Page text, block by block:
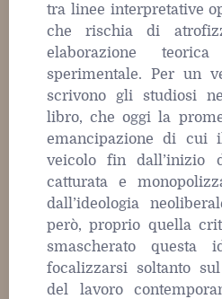
tra linee interpretative
che rischia di
elaborazione
sperimentale. Per un
scrivono gli studiosi
libro, che oggi la
emancipazione di cui
veicolo fin dall’inizio
catturata e
dall’ideologia
però, proprio quella
smascherato questa
focalizzarsi soltanto
del lavoro